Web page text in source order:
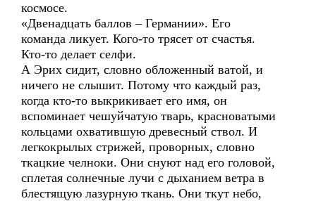
космосе.
«Двенадцать баллов – Германии». Его
команда ликует. Кого-то трясет от счастья.
Кто-то делает селфи.
А Эрих сидит, словно обложенный ватой, и
ничего не слышит. Потому что каждый раз,
когда кто-то выкрикивает его имя, он
вспоминает чешуйчатую тварь, красноватыми
кольцами охватившую древесный ствол. И
легкокрылых стрижей, проворных, словно
ткацкие челноки. Они снуют над его головой,
сплетая солнечные лучи с дыханием ветра в
блестящую лазурную ткань. Они ткут небо,